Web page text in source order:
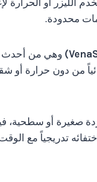
الليزر أو
محدودة.
وهي من أحدث
من دون حرارة
صغيرة أو سطحية،
تدريجياً مع